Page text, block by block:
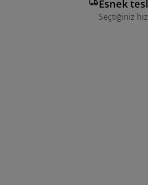
Esnek
Seçtiğiniz